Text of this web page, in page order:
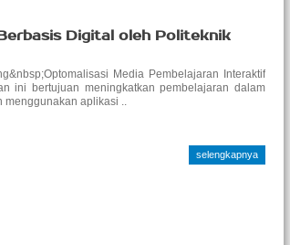
Digital oleh Politeknik
Media Pembelajaran Interaktif
ini bertujuan meningkatkan pembelajaran dalam
aplikasi ..
selengkapnya